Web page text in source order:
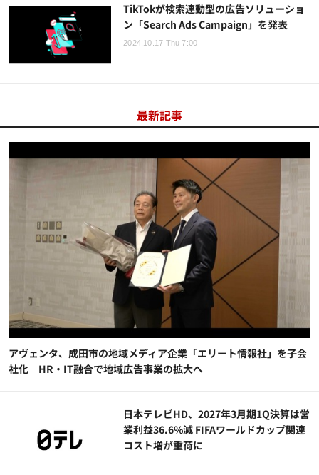
TikTokが検索連動型の広告ソリューショ
ン「Search Ads Campaign」を発表
2024.10.17 Thu 7:00
最新記事
アヴェンタ、成田市の地域メディア企業「エリート情報社」を子会
社化 HR・IT融合で地域広告事業の拡大へ
日本テレビHD、2027年3月期1Q決算は営
業利益36.6%減 FIFAワールドカップ関連
コスト増が重荷に